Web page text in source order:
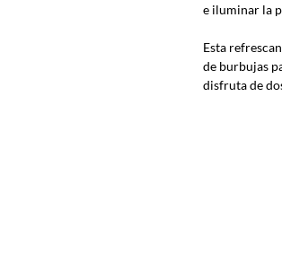
e iluminar la
Esta
de burbujas
disfruta de